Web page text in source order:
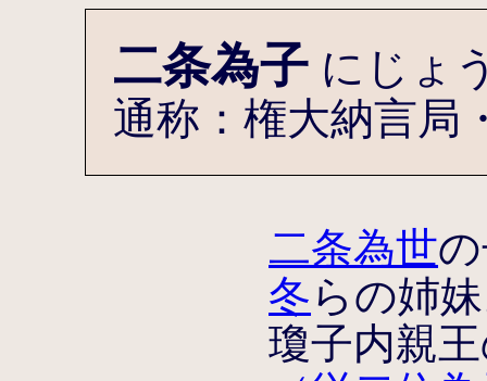
二条為子 にじょ
通称：権大納言局
二条為世
冬らの姉
瓊子内親